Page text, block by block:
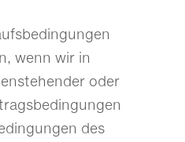
wenn wir in
oder
des